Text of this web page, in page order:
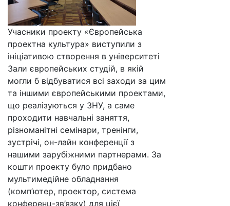
Учасники проекту «Європейська
проектна культура» виступили з
ініціативою створення в університеті
Зали європейських студій, в якій
могли б відбуватися всі заходи за цим
та іншими європейськими проектами,
що реалізуються у ЗНУ, а саме
проходити навчальні заняття,
різноманітні семінари, тренінги,
зустрічі, он-лайн конференції з
нашими зарубіжними партнерами. За
кошти проекту було придбано
мультимедійне обладнання
(комп’ютер, проектор, система
конференц-зв’язку) для цієї